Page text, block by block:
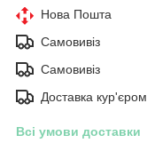
Нова Пошта
Самовивіз
Самовивіз
Доставка кур'єром
Всі умови доставки